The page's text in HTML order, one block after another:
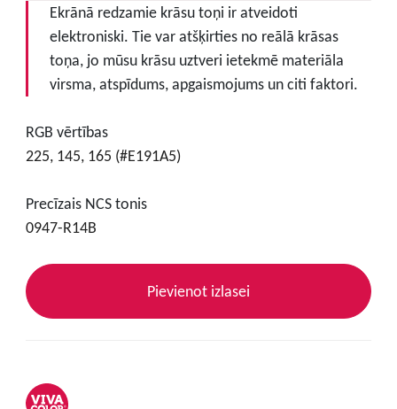
Ekrānā redzamie krāsu toņi ir atveidoti
elektroniski. Tie var atšķirties no reālā krāsas
toņa, jo mūsu krāsu uztveri ietekmē materiāla
virsma, atspīdums, apgaismojums un citi faktori.
RGB vērtības
225, 145, 165 (#E191A5)
Precīzais NCS tonis
0947-R14B
Pievienot izlasei